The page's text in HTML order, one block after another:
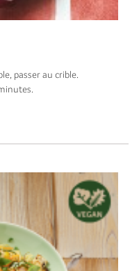
passer au crible.